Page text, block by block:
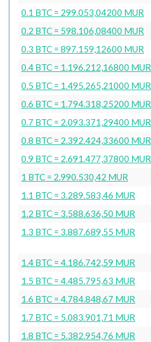
0.1 BTC = 299.053,04200 MUR
0.2 BTC = 598.106,08400 MUR
0.3 BTC = 897.159,12600 MUR
0.4 BTC = 1.196.212,16800 MUR
0.5 BTC = 1.495.265,21000 MUR
0.6 BTC = 1.794.318,25200 MUR
0.7 BTC = 2.093.371,29400 MUR
0.8 BTC = 2.392.424,33600 MUR
0.9 BTC = 2.691.477,37800 MUR
1 BTC = 2.990.530,42 MUR
1.1 BTC = 3.289.583,46 MUR
1.2 BTC = 3.588.636,50 MUR
1.3 BTC = 3.887.689,55 MUR
1.4 BTC = 4.186.742,59 MUR
1.5 BTC = 4.485.795,63 MUR
1.6 BTC = 4.784.848,67 MUR
1.7 BTC = 5.083.901,71 MUR
1.8 BTC = 5.382.954,76 MUR